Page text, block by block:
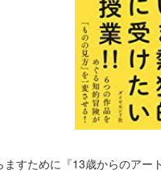
ますために『13歳からのアー